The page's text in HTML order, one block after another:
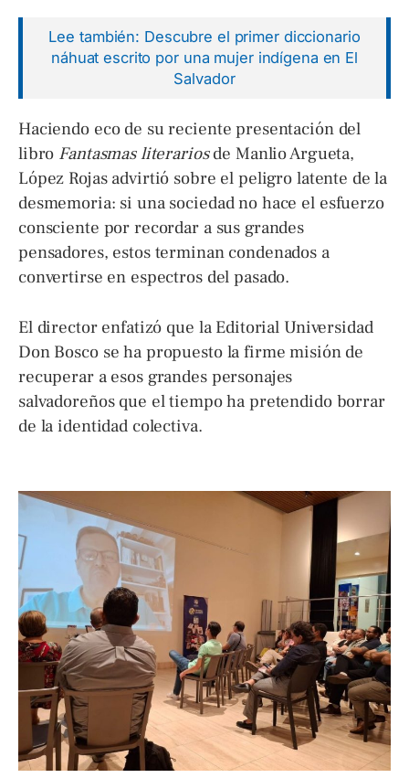
Lee también: Descubre el primer diccionario
náhuat escrito por una mujer indígena en El
Salvador
Haciendo eco de su reciente presentación del
libro Fantasmas literariosde Manlio Argueta,
López Rojas advirtió sobre el peligro latente de la
desmemoria: si una sociedad no hace el esfuerzo
consciente por recordar a sus grandes
pensadores, estos terminan condenados a
convertirse en espectros del pasado.
El director enfatizó que la Editorial Universidad
Don Bosco se ha propuesto la firme misión de
recuperar a esos grandes personajes
salvadoreños que el tiempo ha pretendido borrar
de la identidad colectiva.